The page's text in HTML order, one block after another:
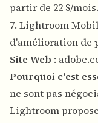
partir de 22 $/mois.
7. Lightroom
d'amélioration de
Site Web :
Pourquoi c'est
ne sont pas
Lightroom